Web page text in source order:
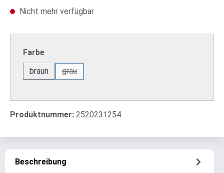
Nicht mehr verfügbar
Farbeauswählen
braun
grau
(Diese Option ist zurzeit nicht verfügbar.)
Produktnummer: 2520231254
Beschreibung